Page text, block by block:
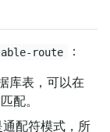
route ：
库表，可以在
配。
配符模式，所